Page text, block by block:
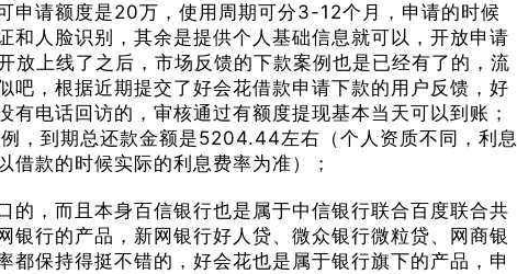
申请额度是20万，使用周期可分3-12个月，申请的时候
和人脸识别，其余是提供个人基础信息就可以，开放申请
上线了之后，市场反馈的下款案例也是已经有了的，流
吧，根据近期提交了好会花借款申请下款的用户反馈，好
电话回访的，审核通过有额度提现基本当天可以到账；
，到期总还款金额是5204.44左右（个人资质不同，利息
借款的时候实际的利息费率为准）；
的，而且本身百信银行也是属于中信银行联合百度联合共
银行的产品，新网银行好人贷、微众银行微粒贷、网商银
都保持得挺不错的，好会花也是属于银行旗下的产品，申